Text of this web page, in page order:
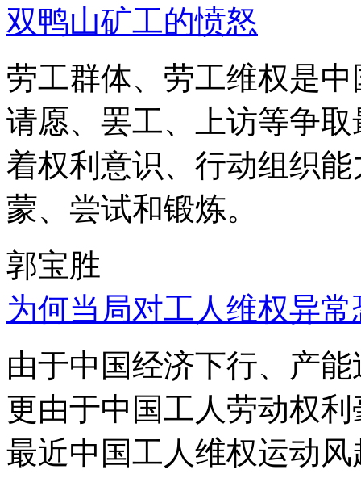
双鸭山矿工的愤怒
劳工群体、劳工维权是
请愿、罢工、上访等争
着权利意识、行动组织
蒙、尝试和锻炼。
郭宝胜
为何当局对工人维权异
由于中国经济下行、产
更由于中国工人劳动权
最近中国工人维权运动